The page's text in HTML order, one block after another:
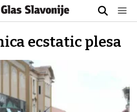
ecstatic plesa